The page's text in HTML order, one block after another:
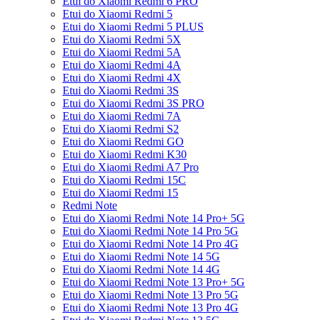
Etui do Xiaomi Redmi 5
Etui do Xiaomi Redmi 5 PLUS
Etui do Xiaomi Redmi 5X
Etui do Xiaomi Redmi 5A
Etui do Xiaomi Redmi 4A
Etui do Xiaomi Redmi 4X
Etui do Xiaomi Redmi 3S
Etui do Xiaomi Redmi 3S PRO
Etui do Xiaomi Redmi 7A
Etui do Xiaomi Redmi S2
Etui do Xiaomi Redmi GO
Etui do Xiaomi Redmi K30
Etui do Xiaomi Redmi A7 Pro
Etui do Xiaomi Redmi 15C
Etui do Xiaomi Redmi 15
Redmi Note
Etui do Xiaomi Redmi Note 14 Pro+ 5G
Etui do Xiaomi Redmi Note 14 Pro 5G
Etui do Xiaomi Redmi Note 14 Pro 4G
Etui do Xiaomi Redmi Note 14 5G
Etui do Xiaomi Redmi Note 14 4G
Etui do Xiaomi Redmi Note 13 Pro+ 5G
Etui do Xiaomi Redmi Note 13 Pro 5G
Etui do Xiaomi Redmi Note 13 Pro 4G